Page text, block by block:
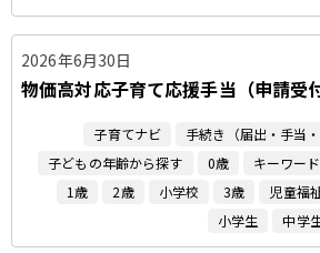
2026年6月30日
物価高対応子育て応援手当（申請受
子育てナビ 手続き（届出・手当・
子どもの年齢から探す
0歳 キーワー
1歳
2歳 小学校 3歳 児童福
小学生
中学